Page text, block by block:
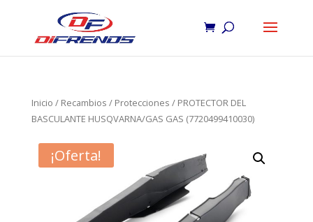
Inicio / Recambios / Protecciones / PROTECTOR DEL
BASCULANTE HUSQVARNA/GAS GAS (7720499410030)
¡Oferta!